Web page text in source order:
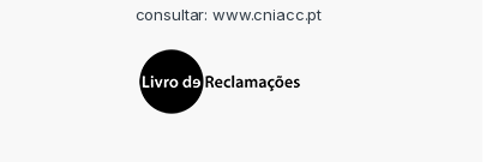
consultar: www.cniacc.pt